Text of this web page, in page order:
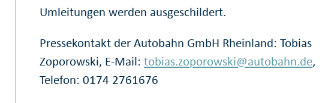
Umleitungen werden ausgeschildert.
Pressekontakt der Autobahn GmbH Rheinland: Tobias
Zoporowski, E-Mail:tobias.zoporowski@autobahn.de,
Telefon: 0174 2761676